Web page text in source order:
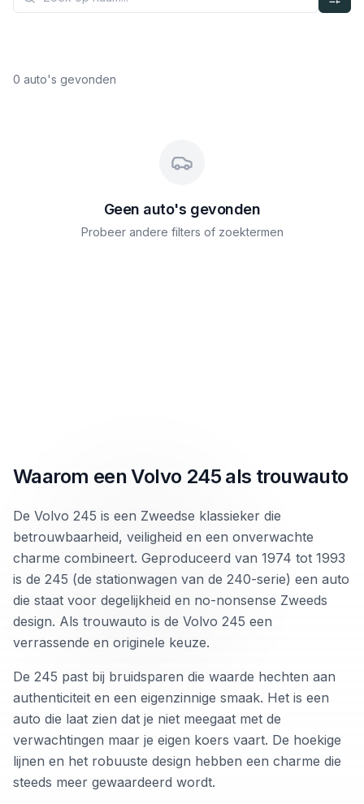
0 auto's gevonden
Geen auto's gevonden
Probeer andere filters of zoektermen
Waarom een Volvo 245 als trouwauto
De Volvo 245 is een Zweedse klassieker die
betrouwbaarheid, veiligheid en een onverwachte
charme combineert. Geproduceerd van 1974 tot 1993
is de 245 (de stationwagen van de 240-serie) een auto
die staat voor degelijkheid en no-nonsense Zweeds
design. Als trouwauto is de Volvo 245 een
verrassende en originele keuze.
De 245 past bij bruidsparen die waarde hechten aan
authenticiteit en een eigenzinnige smaak. Het is een
auto die laat zien dat je niet meegaat met de
verwachtingen maar je eigen koers vaart. De hoekige
lijnen en het robuuste design hebben een charme die
steeds meer gewaardeerd wordt.